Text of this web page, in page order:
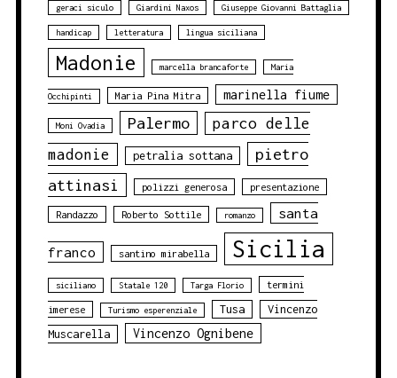
geraci siculo Giardini Naxos Giuseppe Giovanni Battaglia
handicap letteratura lingua siciliana
Madonie marcella brancaforte Maria
Occhipinti Maria Pina Mitra marinella fiume
Moni Ovadia Palermo
parco delle
madonie
petralia sottana
pietro
attinasi
polizzi generosa presentazione
Randazzo Roberto Sottile romanzo santa
franco santino mirabella Sicilia
siciliano Statale 120 Targa Florio termini
imerese Turismo esperenziale Tusa
Vincenzo
Muscarella
Vincenzo Ognibene